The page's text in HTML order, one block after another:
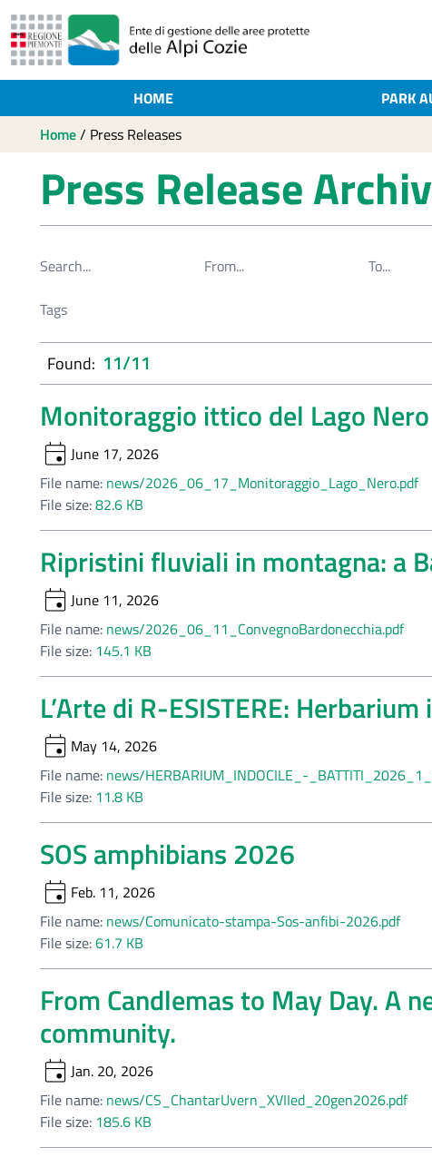
HOME PARK
Home/ Press Releases
Press Release
Found: 11/11
Monitoraggio ittico del Lago Nero
event June 17, 2026
File name: news/2026_06_17_Monitoraggio_Lago_Nero.pdf
File size:82.6 KB
Ripristini fluviali in montagna: a
event June 11, 2026
File name: news/2026_06_11_ConvegnoBardonecchia.pdf
File size: 145.1 KB
L’Arte di R-ESISTERE:
event May 14, 2026
File name: news/HERBARIUM_INDOCILE_-
File size: 11.8 KB
SOS amphibians 2026
event Feb. 11, 2026
File name: news/Comunicato-stampa-Sos-anfibi-2026.pdf
File size:61.7 KB
From Candlemas to May Day. A
community.
event Jan. 20, 2026
File name: news/CS_ChantarUvern_XVIIed_20gen2026.pdf
File size: 185.6 KB